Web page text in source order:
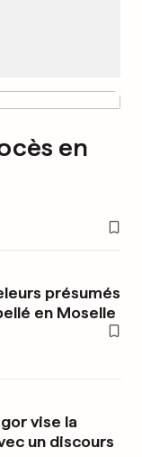
en
présumés
en Moselle
vise la
un discours